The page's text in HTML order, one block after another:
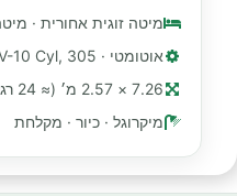
מיטה זוגית אחורית ·
אוטומטי · 6.8L V-10 Cyl, 305 כ"ס
7.26 × 2.57 מ׳ (≈ 24 רגל)
מיקרוגל · כיור · מקלחת